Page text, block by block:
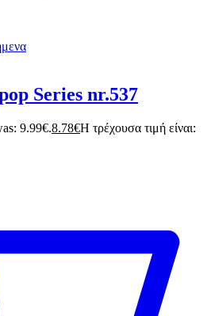
Series nr.537
9.99€.8.78€Η τρέχουσα τιμή είναι: